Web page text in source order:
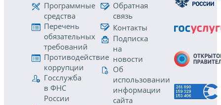
Программные
средства
Перечень
обязательных
требований
Противодействие
коррупции
Госслужба
в ФНС
России
Обратная
связь
Контакты
Подписка
на
новости
Об
использовании
информации
сайта